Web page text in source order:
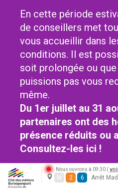
En cette période
de conseillers met
vous accueillir dans
conditions. Il est
soit prolongée ou que
puissions pas vous
même.
Du 1er juillet au 31
partenaires ont des
présence réduits ou
Consultez-les ici !
Nous ouvrons à 09:30 (
M 2 6 Arrêt